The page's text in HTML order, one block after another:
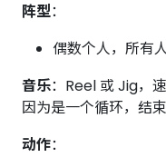
阵型：
偶数个人，所有
音乐：Reel 或 Jig，
因为是一个循环，结
动作：